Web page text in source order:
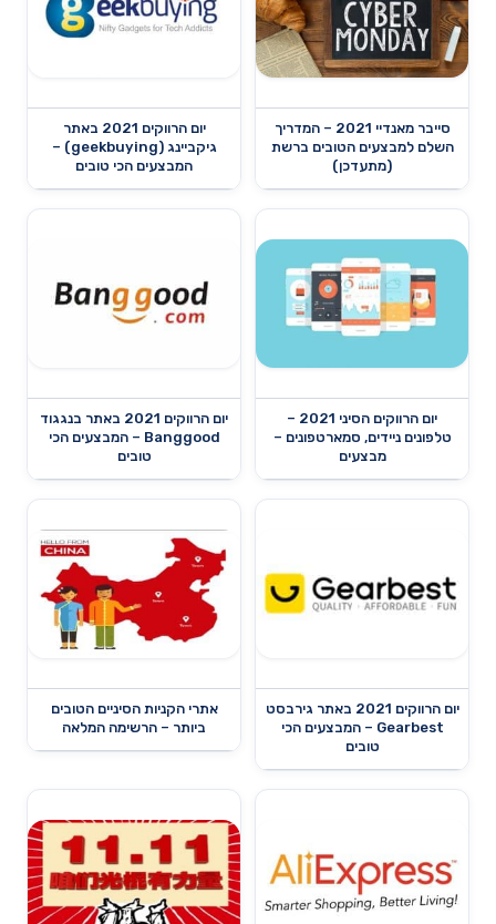
סייבר מאנדיי 2021 – המדריך
השלם למבצעים הטובים ברשת
(מתעדכן)
יום הרווקים 2021 באתר
גיקביינג (geekbuying) –
המבצעים הכי טובים
יום הרווקים הסיני 2021 –
טלפונים ניידים, סמארטפונים –
מבצעים
יום הרווקים 2021 באתר בנגגוד
Banggood – המבצעים הכי
טובים
יום הרווקים 2021 באתר גירבסט
Gearbest – המבצעים הכי
טובים
אתרי הקניות הסיניים הטובים
ביותר – הרשימה המלאה